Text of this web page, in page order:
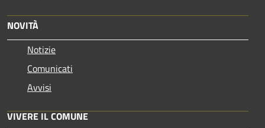
NOVITÀ
Notizie
Comunicati
Avvisi
VIVERE IL COMUNE